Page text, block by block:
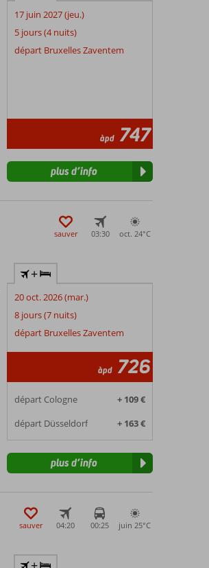
17 juin 2027 (jeu.)
5 jours (4 nuits)
départ Bruxelles Zaventem
àpd 747
plus d’info
sauver 03:30 oct. 24°C
+
20 oct. 2026 (mar.)
8 jours (7 nuits)
départ Bruxelles Zaventem
àpd 726
départ Cologne
+ 109 €
départ Düsseldorf
+ 163 €
plus d’info
sauver 04:20 00:25 juin 25°C